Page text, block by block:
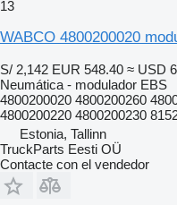
13
WABCO 4800200020
S/ 2,142 EUR 548.40 ≈ USD
Neumática - modulador EBS
4800200020 4800200260
4800200220 4800200230
Estonia, Tallinn
TruckParts Eesti OÜ
Contacte con el vendedor